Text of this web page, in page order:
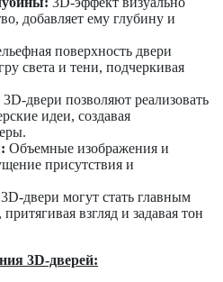
добавляет ему глубину и
поверхность двери
света и тени, подчеркивая
3D-двери позволяют реализовать
идеи, создавая
Объемные изображения и
присутствия и
3D-двери могут стать главным
взгляд и задавая тон
3D-дверей: